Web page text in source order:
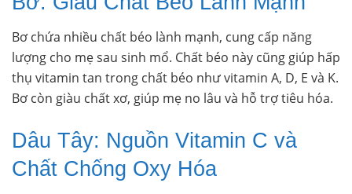
Bơ chứa nhiều chất béo lành mạnh, cung cấp năng
lượng cho mẹ sau sinh mổ. Chất béo này cũng giúp hấp
thụ vitamin tan trong chất béo như vitamin A, D, E và K.
Bơ còn giàu chất xơ, giúp mẹ no lâu và hỗ trợ tiêu hóa.
Dâu Tây: Nguồn Vitamin C và
Chất Chống Oxy Hóa